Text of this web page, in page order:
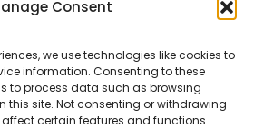
Consent
we use technologies like cookies to
information. Consenting to these
to process data such as browsing
this site. Not consenting or withdrawing
certain features and functions.